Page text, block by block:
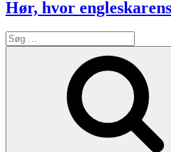
Hør, hvor
Søg
efter: